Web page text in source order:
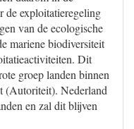
de exploitatieregeling
van de ecologische
mariene biodiversiteit
Dit
groep landen binnen
(Autoriteit). Nederland
en zal dit blijven